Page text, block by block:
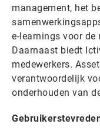
management, het
e-learnings voor de
Daarnaast biedt
medewerkers.
verantwoordelijk
onderhouden van